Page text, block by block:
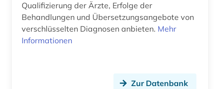
belgien (2)
belletristik (1)
Qualifizierung der Ärzte, Erfolge der
Behandlungen und Übersetzungsangebote von
verschlüsselten Diagnosen anbieten. Mehr
Informationen
Zur Datenbank